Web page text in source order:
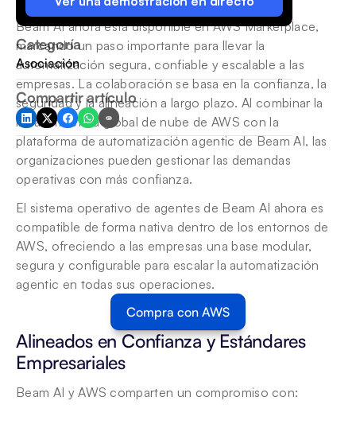
Categoría
Asociación
Compartir artículo
Beam AI ahora está disponible en AWS Marketplace,
marcando un paso importante para llevar la
automatización segura, confiable y escalable a las
empresas. La colaboración se basa en la confianza, la
seguridad y la alineación a largo plazo. Al combinar la
infraestructura global de nube de AWS con la
plataforma de automatización agentic de Beam AI, las
organizaciones pueden gestionar las demandas
operativas con más confianza.
El sistema operativo de agentes de Beam AI ahora es
compatible de forma nativa dentro de los entornos de
AWS, ofreciendo a las empresas una base modular,
segura y configurable para escalar la automatización
agentic en todas sus operaciones.
Compra con AWS
Alineados en Confianza y Estándares
Empresariales
Beam AI y AWS comparten un compromiso con: